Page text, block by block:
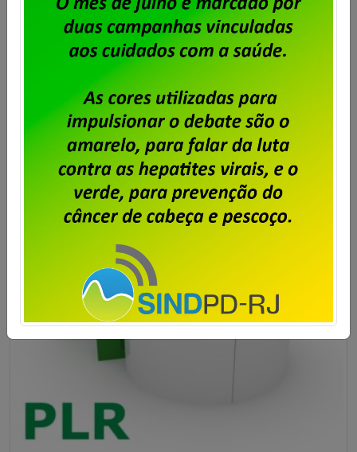
(PPLR), exercício 2025, com pagamento em 2026, foi
assinado. A FENADADOS e os sindicatos que
compõem a coordenação nacional de negociação
da PPLR formalizaram a assinatura do programa
referente ao exercício de 2025. Cabe salientar que a
empresa terá o prazo de até 90 dias, a contar […]
Saiba mais